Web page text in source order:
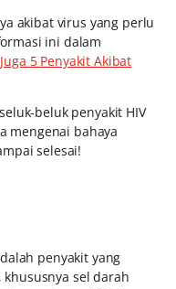
akibat virus yang perlu
ini dalam
5 Penyakit Akibat
beluk penyakit HIV
mengenai bahaya
selesai!
penyakit yang
sel darah